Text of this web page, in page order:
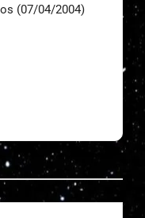
(07/04/2004)